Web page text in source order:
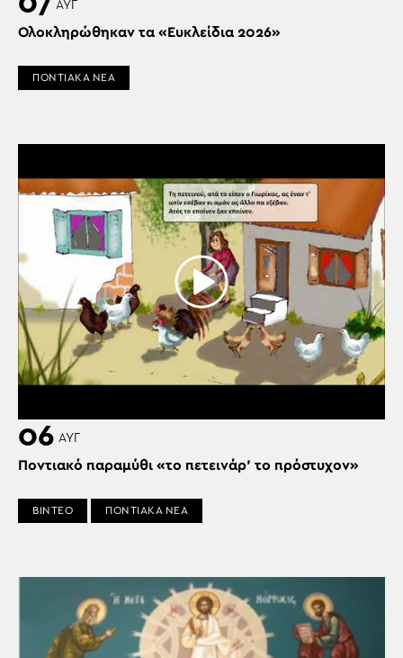
ΑΥΓ
Ολοκληρώθηκαν τα «Ευκλείδια 2026»
ΠΟΝΤΙΑΚΑ ΝΕΑ
06 ΑΥΓ
Ποντιακό παραμύθι «το πετεινάρ’ το πρόστυχον»
ΒΙΝΤΕΟ ΠΟΝΤΙΑΚΑ ΝΕΑ